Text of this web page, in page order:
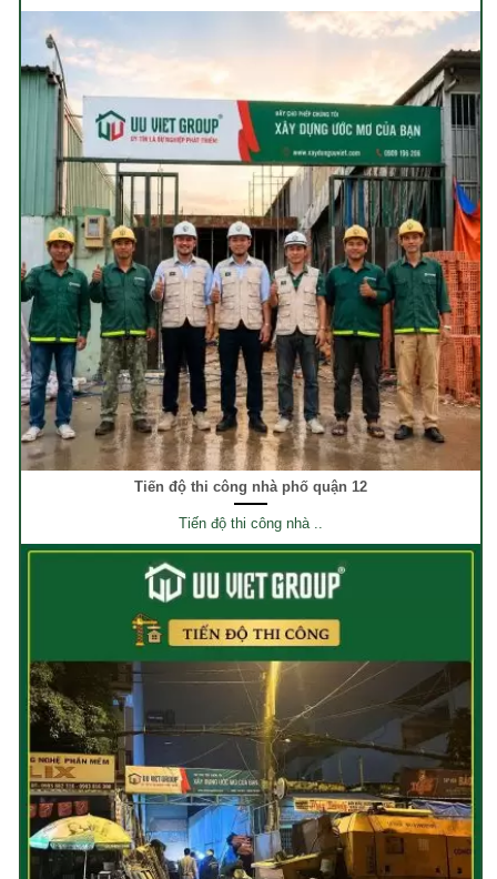
Tiến độ thi công nhà phố quận 12
Tiến độ thi công nhà ..